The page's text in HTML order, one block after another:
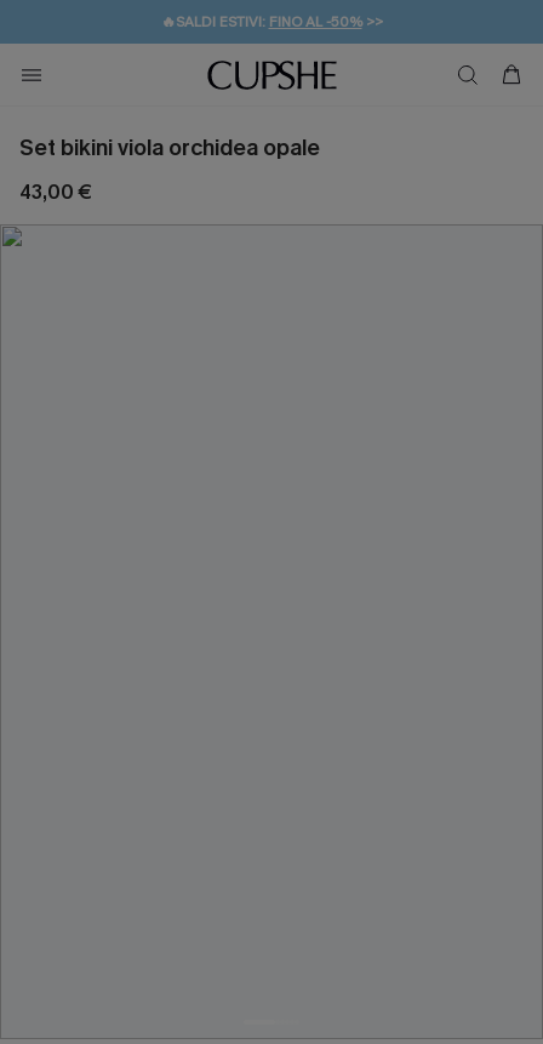
🔥SALDI ESTIVI: FINO AL -50%>>
🚚SPEDIZIONE GRATUITA DA 49€
💌REGALO PER I NUOVI: 20% DI SCONTO*
Set bikini viola orchidea opale
43,00 €